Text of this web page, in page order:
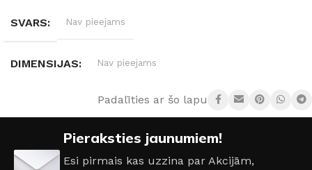
SVARS Nav pieejams
DIMENSIJAS Nav pieejams
DURVJU VĒRTNES IZMĒRI
600 × 2000 mm ,700 × 2000 mm ,800 × 2000 mm
2000 mm
Padalīties ar šo lapu:
Pieraksties jaunumiem!
Esi pirmais kas uzzina par Akcijām,